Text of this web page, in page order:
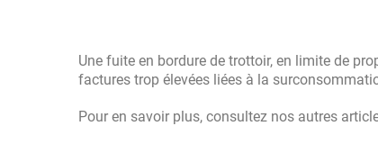
Une fuite en bordure de trottoir, en limite de
factures trop élevées liées à la
Pour en savoir plus, consultez nos autres